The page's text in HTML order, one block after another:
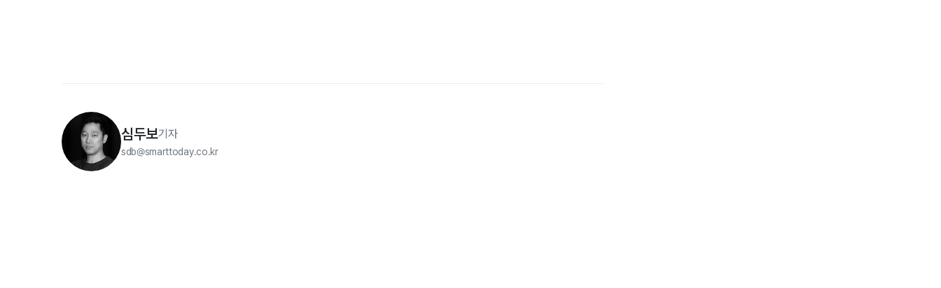
심두보기자
sdb@smarttoday.co.kr